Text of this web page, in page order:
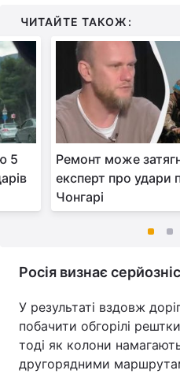
ЧИТАЙТЕ ТАКОЖ:
5
Ремонт може
експерт про удари
Чонгарі
Росія визнає
У результаті вздовж
побачити обгорілі
тоді як колони
другорядними